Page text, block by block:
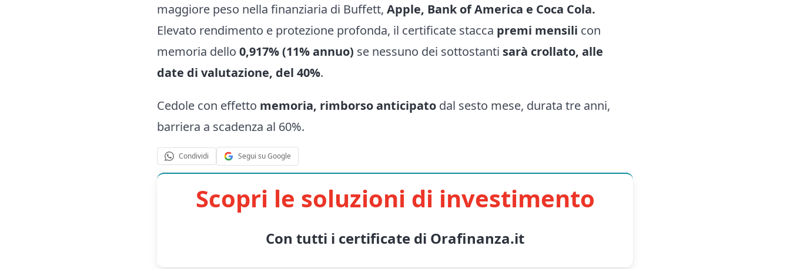
maggiore peso nella finanziaria di Buffett,Apple, Bank of America e Coca Cola.
Elevato rendimento e protezione profonda, il certificate stacca premi mensili con
memoria dello0,917% (11% annuo) se nessuno dei sottostanti sarà crollato, alle
date di valutazione, del 40%.
Cedole con effetto memoria, rimborso anticipato dal sesto mese, durata tre anni,
barriera a scadenza al 60%.
Condividi Segui su Google
Scopri le soluzioni di investimento
Con tutti i certificate di Orafinanza.it